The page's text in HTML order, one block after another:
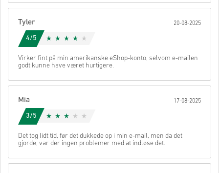
Se den hurtige guide ovenfor, eller følg trinene nedenfor 👇
• Vælg dit produkt
• Vælg din foretrukne betalingsmetode
• Gennemfør din ordre
Når det er gjort, modtager du en e-mail med et sikkert link til at få
Indhold der kan downloades eller DLC produkter - Du skal
Du kan modtage mere end én kode for nogle produkter.
Annullere Send
Tyler 20-08-2025
4/5
Virker fint på min amerikanske eShop-konto, selvom e-mailen
godt kunne have været hurtigere.
Mia 17-08-2025
3/5
Det tog lidt tid, før det dukkede op i min e-mail, men da det
gjorde, var der ingen problemer med at indløse det.